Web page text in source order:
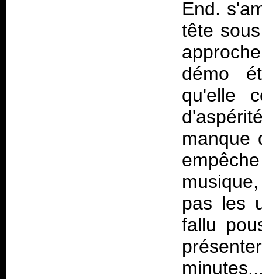
End.
tête
démo
qu'elle
manque
pas les
fallu